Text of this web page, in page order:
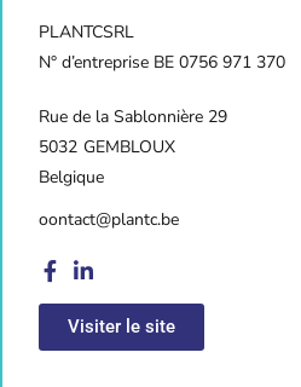
PLANTCSRL
N° d’entreprise BE 0756 971 370
Rue de la Sablonnière 29
5032 GEMBLOUX
Belgique
oontact@plantc.be
Visiter le site